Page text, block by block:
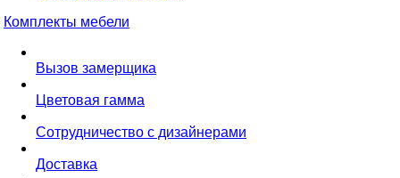
Комплекты мебели
Вызов замерщика
Цветовая гамма
Сотрудничество с дизайнерами
Доставка